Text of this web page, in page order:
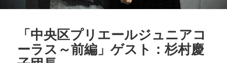
「中央区プリエールジュニアコ
ーラス～前編」ゲスト：杉村慶